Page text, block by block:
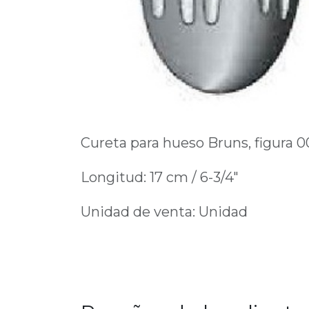
Cureta para hueso Bruns, figura
Longitud: 17 cm / 6-3/4"
Unidad de venta: Unidad